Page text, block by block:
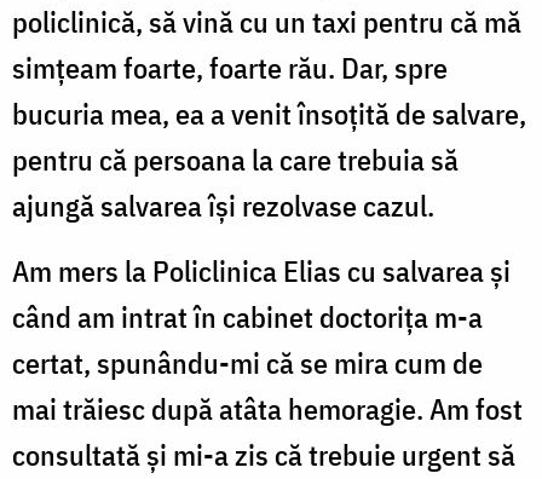
policlinică, să vină cu un taxi pentru că mă
simţeam foarte, foarte rău. Dar, spre
bucuria mea, ea a venit însoţită de salvare,
pentru că persoana la care trebuia să
ajungă salvarea îşi rezolvase cazul.
Am mers la Policlinica Elias cu salvarea şi
când am intrat în cabinet doctoriţa m-a
certat, spunându-mi că se mira cum de
mai trăiesc după atâta hemoragie. Am fost
consultată şi mi-a zis că trebuie urgent să